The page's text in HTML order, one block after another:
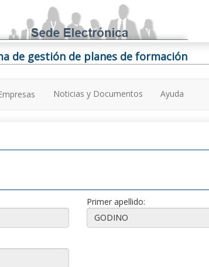
de gestión de planes de formación
Noticias y Documentos Ayuda
Primer apellido: